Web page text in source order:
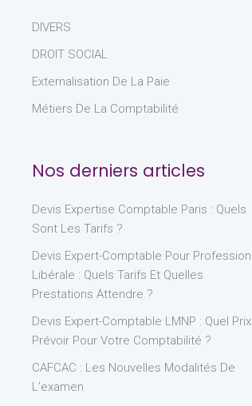
DIVERS
DROIT SOCIAL
Externalisation De La Paie
Métiers De La Comptabilité
Nos derniers articles
Devis Expertise Comptable Paris : Quels
Sont Les Tarifs ?
Devis Expert-Comptable Pour Profession
Libérale : Quels Tarifs Et Quelles
Prestations Attendre ?
Devis Expert-Comptable LMNP : Quel Prix
Prévoir Pour Votre Comptabilité ?
CAFCAC : Les Nouvelles Modalités De
L’examen